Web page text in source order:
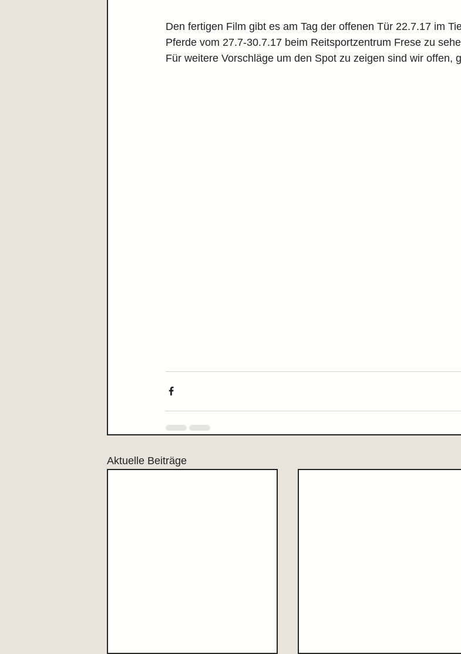
Den fertigen Film gibt es am Tag der offenen Tür 22.7.17 im
Pferde vom 27.7-30.7.17 beim Reitsportzentrum Frese zu
Für weitere Vorschläge um den Spot zu zeigen sind wir offen,
Aktuelle Beiträge